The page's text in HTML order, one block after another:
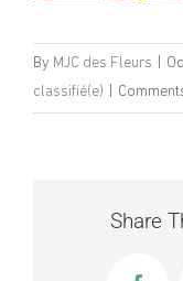
By MJC des Fleurs
classifié(e)
Share